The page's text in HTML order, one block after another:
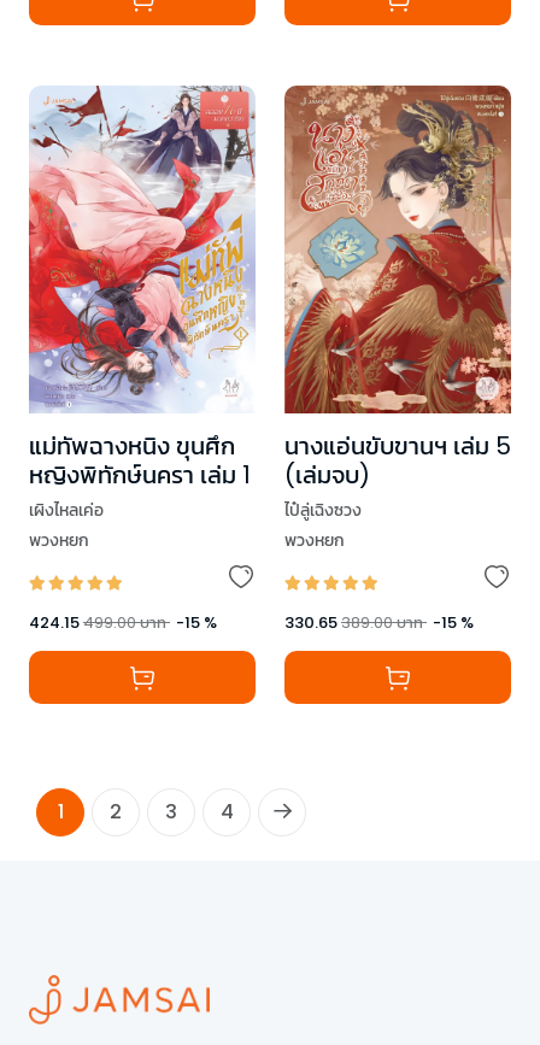
แม่ทัพฉางหนิง ขุนศึก
หญิงพิทักษ์นครา เล่ม 1
เผิงไหลเค่อ
พวงหยก
424.15499.00บาท -15 %
นางแอ่นขับขานฯ เล่ม 5
(เล่มจบ)
ไป๋ลู่เฉิงซวง
พวงหยก
330.65389.00บาท -15 %
1 2 3 4